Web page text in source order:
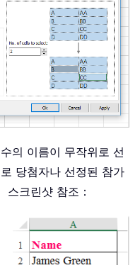
의 이름이 무작위로 선
당첨자나 선정된 참가
스크린샷 참조：